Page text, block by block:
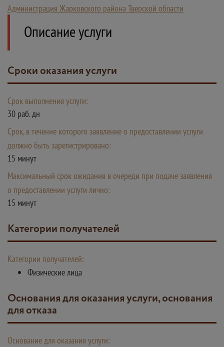
Администрация Жарковского района Тверской области
Описание услуги
Сроки оказания услуги
Срок выполнения услуги:
30 раб. дн
Срок, в течение которого заявление о предоставлении услуги
должно быть зарегистрировано:
15 минут
Максимальный срок ожидания в очереди при подаче заявления
о предоставлении услуги лично:
15 минут
Категории получателей
Категории получателей:
Физические лица
Основания для оказания услуги, основания
для отказа
Основание для оказания услуги: